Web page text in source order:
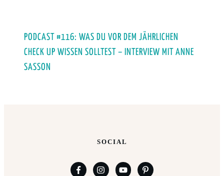
PODCAST #116: WAS DU VOR DEM JÄHRLICHEN
CHECK UP WISSEN SOLLTEST – INTERVIEW MIT ANNE
SASSON
SOCIAL